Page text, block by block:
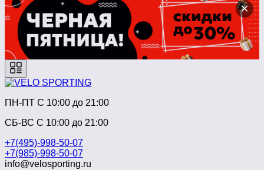
×
ПН-ПТ C 10:00 до 21:00
СБ-ВС С 10:00 до 21:00
+7(495)-998-50-07
+7(985)-998-50-07
info@velosporting.ru